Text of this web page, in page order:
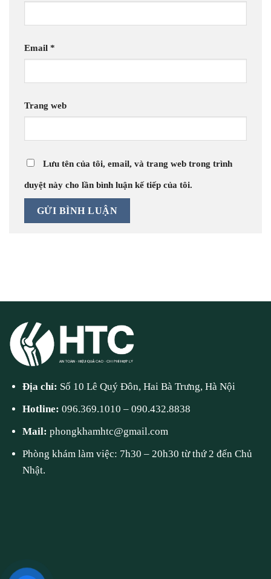
Email *
Trang web
Lưu tên của tôi, email, và trang web trong trình
duyệt này cho lần bình luận kế tiếp của tôi.
Địa chỉ: Số 10 Lê Quý Đôn, Hai Bà Trưng, Hà Nội
Hotline:096.369.1010 –090.432.8838
Mail:phongkhamhtc@gmail.com
Phòng khám làm việc: 7h30 – 20h30 từ thứ 2 đến Chủ
Nhật.